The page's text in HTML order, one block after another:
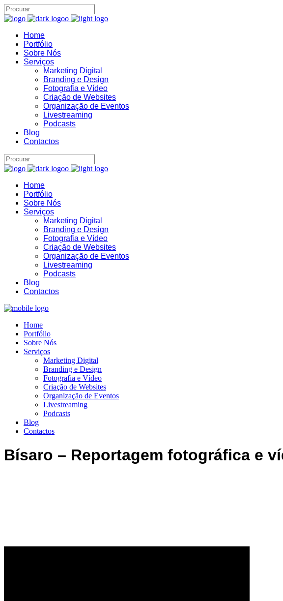
Home
Portfólio
Sobre Nós
Serviços
Marketing Digital
Branding e Design
Fotografia e Vídeo
Criação de Websites
Organização de Eventos
Livestreaming
Podcasts
Blog
Contactos
Home
Portfólio
Sobre Nós
Serviços
Marketing Digital
Branding e Design
Fotografia e Vídeo
Criação de Websites
Organização de Eventos
Livestreaming
Podcasts
Blog
Contactos
Home
Portfólio
Sobre Nós
Serviços
Marketing Digital
Branding e Design
Fotografia e Vídeo
Criação de Websites
Organização de Eventos
Livestreaming
Podcasts
Blog
Contactos
Bísaro – Reportagem fotográfica e